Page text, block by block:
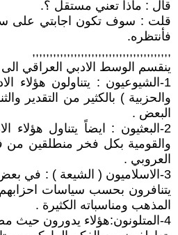
قال : ماذا تعني مستقل ؟.
قلت : سوف تكون اجابتي على
فأنتظره.
,,,,,,,,,,,,,,,,,,,,,,,,,,,,,,,,,,,,,,,,
ينقسم الوسط الادبي العراقي
1-الشيوعيون : يتناولون هؤلاء
والحزبية ) بالكثير من التقدير
البعض .
2-البعثيون : ايضاً يتناول هؤلاء
والقومية بكل فخر منطلقين من
العروبي .
3-الاسلاميون ( الشيعة ) : في بعض
يتنافرون بحسب سياسات
المذهب ومناسباته الكثيرة .
4-المتلونون:هؤلاء يدورون حيث